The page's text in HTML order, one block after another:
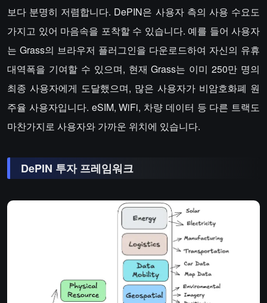
보다 분명히 저렴합니다. DePIN은 사용자 측의 사용 수요도
가지고 있어 마음속을 포착할 수 있습니다. 예를 들어 사용자
는 Grass의 브라우저 플러그인을 다운로드하여 자신의 유휴
대역폭을 기여할 수 있으며, 현재 Grass는 이미 250만 명의
최종 사용자에게 도달했으며, 많은 사용자가 비암호화폐 원
주율 사용자입니다. eSIM, WiFi, 차량 데이터 등 다른 트랙도
마찬가지로 사용자와 가까운 위치에 있습니다.
DePIN 투자 프레임워크